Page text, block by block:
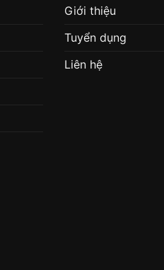
Giới thiệu
Tuyển dụng
Liên hệ